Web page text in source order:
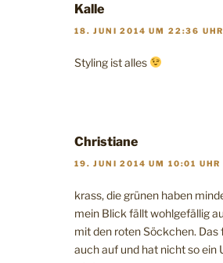
Kalle
18. JUNI 2014 UM 22:36 UHR
Styling ist alles
Christiane
19. JUNI 2014 UM 10:01 UHR
krass, die grünen haben
mein Blick fällt wohlgefällig
mit den roten Söckchen. Das
auch auf und hat nicht so ein